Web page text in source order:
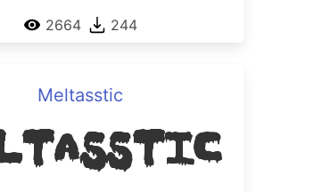
2664 244
Meltasstic